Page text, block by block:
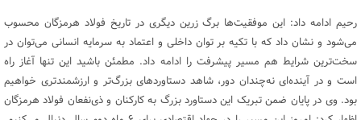
رحیم ادامه داد: این موفقیت‌ها برگ زرین دیگری در تاریخ فولاد هرمزگان محسوب
می‌شود و نشان داد که با تکیه بر توان داخلی و اعتماد به سرمایه انسانی می‌توان در
سخت‌ترین شرایط هم مسیر پیشرفت را ادامه داد. مطمئن باشید این تنها آغاز راه
است و در آینده‌ای نه‌چندان دور، شاهد دستاوردهای بزرگ‌تر و ارزشمندتری خواهیم
بود. وی در پایان ضمن تبریک این دستاورد بزرگ به کارکنان و ذی‌نفعان فولاد هرمزگان